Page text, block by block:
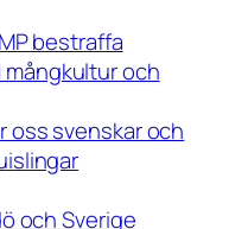
bestraffa
och
oss svenskar och
och Sverige